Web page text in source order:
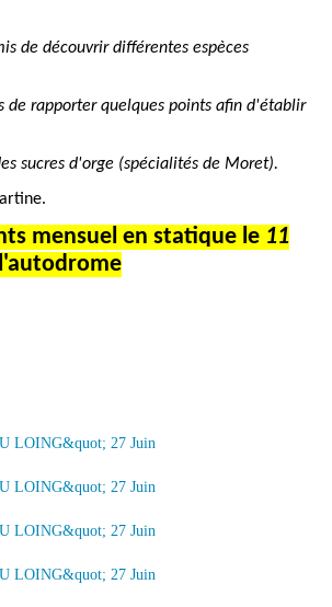
de découvrir différentes espèces
de rapporter quelques points afin d'établir
sucres d'orge (spécialités de Moret).
mensuel en statique le 11